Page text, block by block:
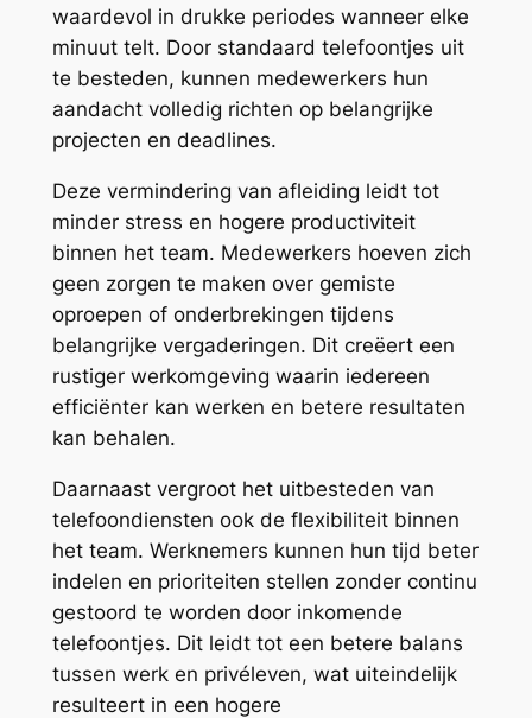
waardevol in drukke periodes wanneer elke
minuut telt. Door standaard telefoontjes uit
te besteden, kunnen medewerkers hun
aandacht volledig richten op belangrijke
projecten en deadlines.
Deze vermindering van afleiding leidt tot
minder stress en hogere productiviteit
binnen het team. Medewerkers hoeven zich
geen zorgen te maken over gemiste
oproepen of onderbrekingen tijdens
belangrijke vergaderingen. Dit creëert een
rustiger werkomgeving waarin iedereen
efficiënter kan werken en betere resultaten
kan behalen.
Daarnaast vergroot het uitbesteden van
telefoondiensten ook de flexibiliteit binnen
het team. Werknemers kunnen hun tijd beter
indelen en prioriteiten stellen zonder continu
gestoord te worden door inkomende
telefoontjes. Dit leidt tot een betere balans
tussen werk en privéleven, wat uiteindelijk
resulteert in een hogere